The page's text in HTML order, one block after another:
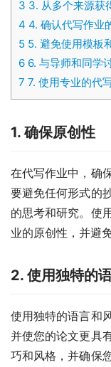
3 3. 从多个来源获
4 4. 确认代写作业
5 5. 避免使用模板
6 6. 与导师和同学
7 7. 使用专业的代
1. 确保原创性
在代写作业中，确
要避免任何形式的
的思考和研究。使
业的原创性，并避
2. 使用独特的
使用独特的语言和
并使您的论文更具
巧和风格，并确保